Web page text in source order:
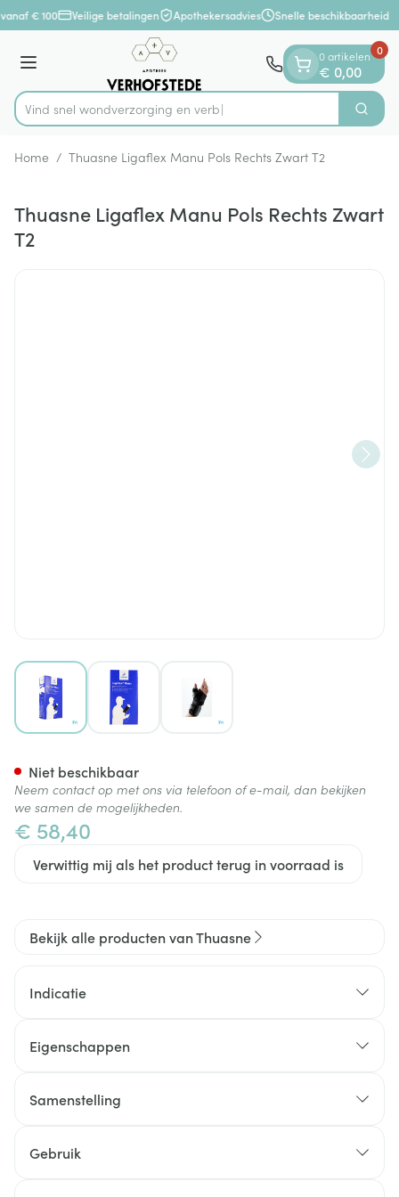
Ga naar de inhoud
1 van 1
€ 100 Veilige betalingen Apothekersadvies Snelle beschikbaarheid
Menu
Product, merk, categorie...
Vind snel wondverzorging Zoek
0 artikelen
€ 0,00
0
Home / Thuasne Ligaflex Manu Pols Rechts Zwart T2
Thuasne Ligaflex Manu Pols Rechts Zwart
T2
View larger imageView larger image
€ 58,40
Verwittig mij als het product terug in voorraad is
Niet beschikbaar
Neem contact op met ons via telefoon of e-mail, dan bekijken
we samen de mogelijkheden.
Bekijk alle producten van Thuasne
Indicatie
Eigenschappen
Samenstelling
Gebruik